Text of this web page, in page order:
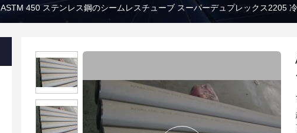
ASTM 450 ステンレス鋼のシームレスチューブ スーパーデュプレックス2205